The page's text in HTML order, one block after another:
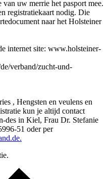
uw merrie het pasport mee.
registratiekaart nodig. Die
naar het Holsteiner
internet site: www.holsteiner-
verband/zucht-und-
, Hengsten en veulens en
kun je altijd contact
des in Kiel, Frau Dr. Stefanie
51 oder per